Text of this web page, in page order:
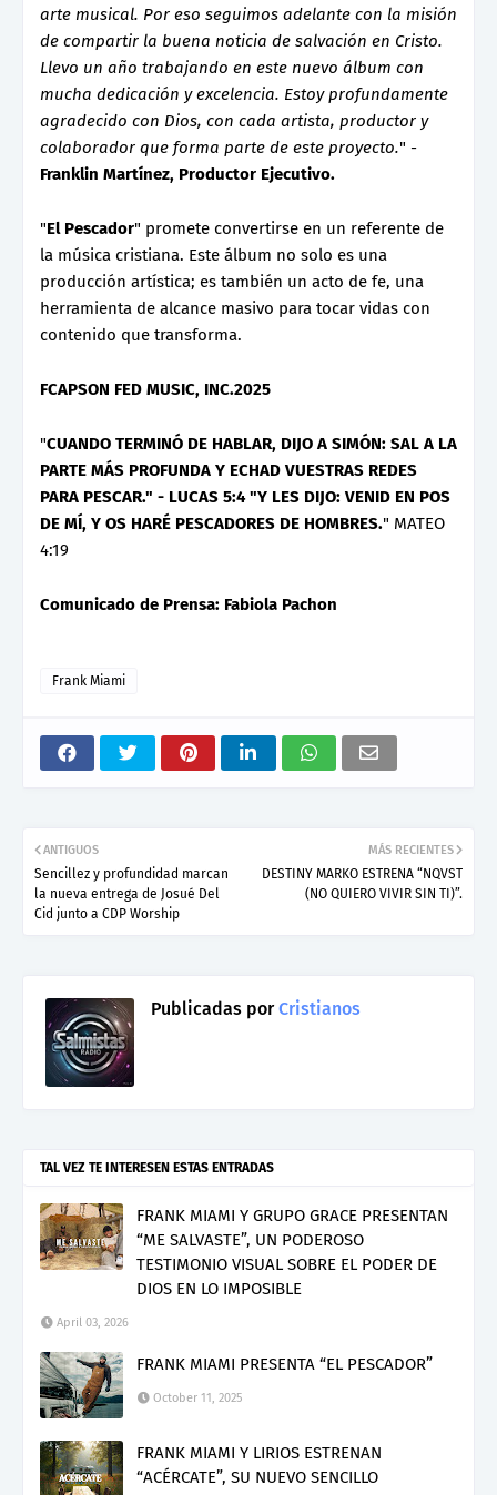
arte musical. Por eso seguimos adelante con la misión
de compartir la buena noticia de salvación en Cristo.
Llevo un año trabajando en este nuevo álbum con
mucha dedicación y excelencia. Estoy profundamente
agradecido con Dios, con cada artista, productor y
colaborador que forma parte de este proyecto." -
Franklin Martínez, Productor Ejecutivo.
"El Pescador" promete convertirse en un referente de
la música cristiana. Este álbum no solo es una
producción artística; es también un acto de fe, una
herramienta de alcance masivo para tocar vidas con
contenido que transforma.
FCAPSON FED MUSIC, INC.2025
"CUANDO TERMINÓ DE HABLAR, DIJO A SIMÓN: SAL A LA
PARTE MÁS PROFUNDA Y ECHAD VUESTRAS REDES
PARA PESCAR." - LUCAS 5:4 "Y LES DIJO: VENID EN POS
DE MÍ, Y OS HARÉ PESCADORES DE HOMBRES." MATEO
4:19
Comunicado de Prensa: Fabiola Pachon
Frank Miami
MÁS RECIENTES
DESTINY MARKO ESTRENA “NQVST
(NO QUIERO VIVIR SIN TI)”.
ANTIGUOS
Sencillez y profundidad marcan
la nueva entrega de Josué Del
Cid junto a CDP Worship
Publicadas porCristianos
TAL VEZ TE INTERESEN ESTAS ENTRADAS
FRANK MIAMI Y GRUPO GRACE PRESENTAN
“ME SALVASTE”, UN PODEROSO
TESTIMONIO VISUAL SOBRE EL PODER DE
DIOS EN LO IMPOSIBLE
April 03, 2026
FRANK MIAMI PRESENTA “EL PESCADOR”
October 11, 2025
FRANK MIAMI Y LIRIOS ESTRENAN
“ACÉRCATE”, SU NUEVO SENCILLO